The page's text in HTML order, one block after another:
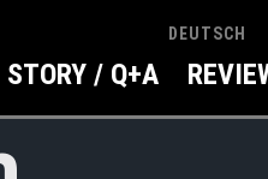
DEUTSCH
STORY / Q+A